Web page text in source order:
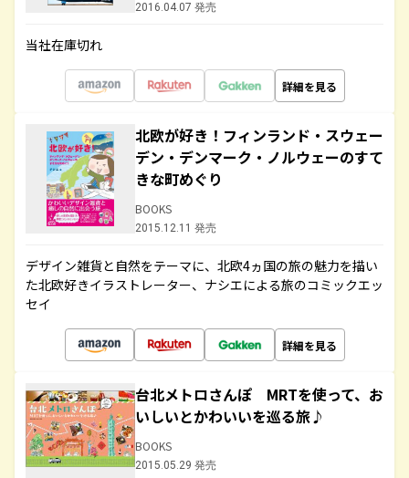
2016.04.07 発売
当社在庫切れ
詳細を見る
北欧が好き！フィンランド・スウェー
デン・デンマーク・ノルウェーのすて
きな町めぐり
BOOKS
2015.12.11 発売
デザイン雑貨と自然をテーマに、北欧4ヵ国の旅の魅力を描い
た北欧好きイラストレーター、ナシエによる旅のコミックエッ
セイ
詳細を見る
台北メトロさんぽ MRTを使って、お
いしいとかわいいを巡る旅♪
BOOKS
2015.05.29 発売